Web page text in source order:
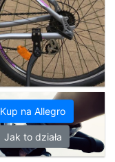
Kup na Allegro
Jak to działa